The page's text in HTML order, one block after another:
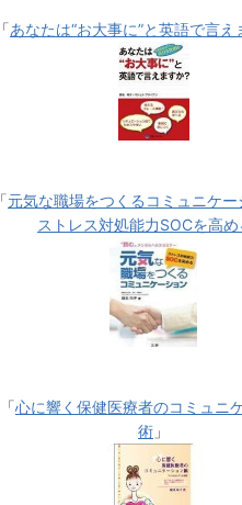
「あなたは“お大事に”と英語で言え
「元気な職場をつくるコミュニケ
ストレス対処能力SOCを高め
「心に響く保健医療者のコミュニ
術 」